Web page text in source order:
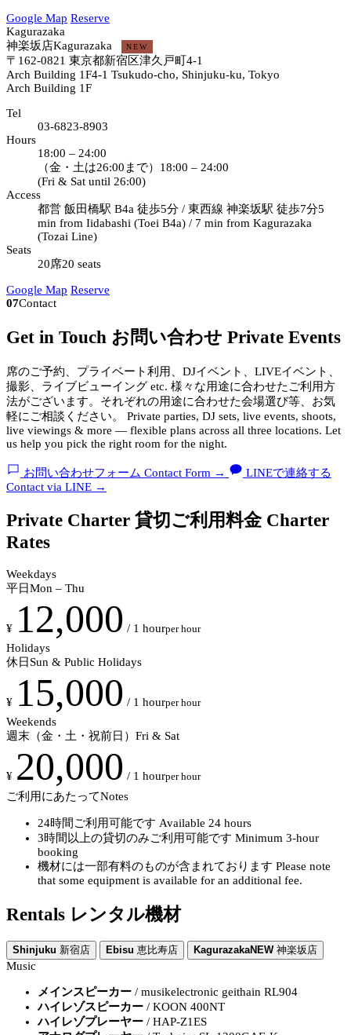
Google Map Reserve
Kagurazaka
神楽坂店Kagurazaka NEW
〒162-0821 東京都新宿区津久戸町4-1
Arch Building 1F4-1 Tsukudo-cho, Shinjuku-ku, Tokyo
Arch Building 1F
Tel
03-6823-8903
Hours
18:00 – 24:00
（金・土は26:00まで） 18:00 – 24:00
(Fri & Sat until 26:00)
Access
都営 飯田橋駅 B4a 徒歩5分 / 東西線 神楽坂駅 徒歩7分5
min from Iidabashi (Toei B4a) / 7 min from Kagurazaka
(Tozai Line)
Seats
20席20 seats
Google Map Reserve
07Contact
Get in Touch お問い合わせ Private Events
席のご予約、プライベート利用、DJイベント、LIVEイベント、
撮影、ライブビューイング etc. 様々な用途に合わせたご利用方
法がございます。それぞれの用途に合わせた会場選び等、お気
軽にご相談ください。
Private parties, DJ sets, live events, shoots,
live viewings & more — flexible plans across all three locations. Let
us help you pick the right room for the night.
お問い合わせフォーム Contact Form →
LINEで連絡する
Contact via LINE →
Private Charter 貸切ご利用料金 Charter
Rates
Weekdays
平日Mon – Thu
¥ 12,000 / 1 hourper hour
Holidays
休日 Sun & Public Holidays
¥ 15,000 / 1 hourper hour
Weekends
週末（金・土・祝前日） Fri & Sat
¥ 20,000 / 1 hourper hour
ご利用にあたってNotes
24時間ご利用可能です Available 24 hours
3時間以上の貸切のみご利用可能です Minimum 3-hour
booking
機材には一部有料のものが含まれております Please note
that some equipment is available for an additional fee.
Rentals レンタル機材
Shinjuku 新宿店 Ebisu 恵比寿店 KagurazakaNEW 神楽坂店
Music
メインスピーカー / musikelectronic geithain RL904
ハイレゾスピーカー / KOON 400NT
ハイレゾプレーヤー / HAP-Z1ES